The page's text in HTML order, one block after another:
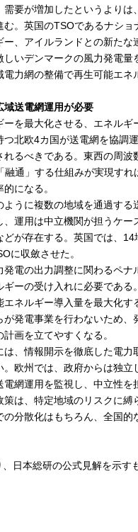
要が増加したというよりは
。英国のTSOであるナシ
ー、アイルランドとの新た
いデンマークの風力発電
力網の整備で再生可能エ
域送電網運用が必要
を最大化させる、エネルギ
北欧4カ国が送電網を協調
るべきである。東西の周
融通」する仕組みが実現す
になる。
うに複数の地域を通過す
、運用は中立機関が担うケ
が存在する。英国では、
に収斂させた。
電の出力調整に関わるペ
ーの受け入れに必要である。
ネルギー導入量を最大化
発電事業を行わないため
画を立てやすくなる。
、情報開示を徹底した電
欧州では、政府からは独
網運用を監視し、中立性を
は、特定地域のリスクに
分散化はもちろん、全国的
日本総研の公式見解を示す